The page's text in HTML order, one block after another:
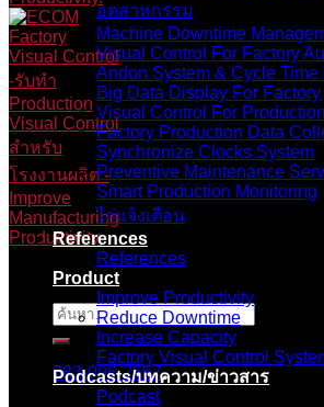
ค้นหา:
083-096-2657
อุตสาหกรรม
Machine Downtime
Visual Control For Factory
Andon System & Cycle Time
Big Data Display For Factory
Visual Control For
Factory Production Data
Synchronize Clocks System
Preventive Maintenance
Smart Production Monitoring
ไก่แจ้งเตือน
References
References
Product
Improve Productivity
Reduce Downtime
Increase Capacity
Factory Visual Control
Podcasts/บทความ/ข่าวสาร
Podcast